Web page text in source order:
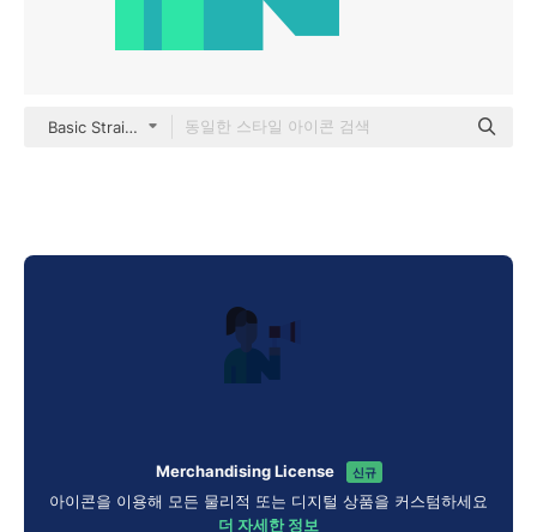
Basic Straight Flat
Merchandising License 신규
아이콘을 이용해 모든 물리적 또는 디지털 상품을 커스텀하세요
더 자세한 정보